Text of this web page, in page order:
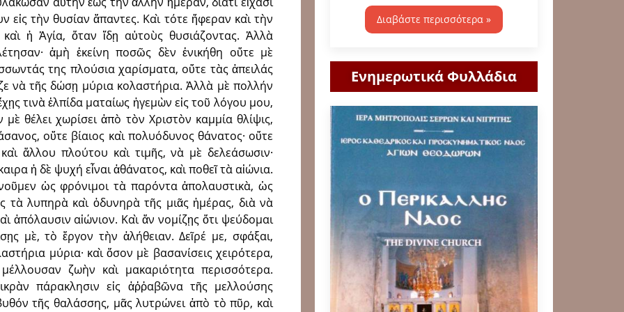
τὴν θυσίαν ἅπαντες. Καὶ τότε ἤφεραν καὶ τὴν
καὶ ἡ Ἁγία, ὅταν ἴδῃ αὐτοὺς θυσιάζοντας. Ἀλλὰ
ἀμὴ ἐκείνη ποσῶς δὲν ἐνικήθη οὔτε μὲ
της πλούσια χαρίσματα, οὔτε τὰς ἀπειλάς
νὰ τῆς δώσῃ μύρια κολαστήρια. Ἀλλὰ μὲ πολλήν
τινὰ ἐλπίδα ματαίως ἠγεμὼν εἰς τοῦ λόγου μου,
θέλει χωρίσει ἀπὸ τὸν Χριστὸν καμμία θλίψις,
οὔτε βίαιος καὶ πολυόδυνος θάνατος· οὔτε
ἄλλου πλούτου καὶ τιμῆς, νὰ μὲ δελεάσωσιν·
ἡ δὲ ψυχή εἶναι ἀθάνατος, καὶ ποθεῖ τὰ αἰώνια.
ὡς φρόνιμοι τὰ παρόντα ἀπολαυστικὰ, ὡς
τὰ λυπηρὰ καὶ ὀδυνηρὰ τῆς μιᾶς ἡμέρας, διὰ νὰ
ἀπόλαυσιν αἰώνιον. Καὶ ἄν νομίζῃς ὅτι ψεύδομαι
μὲ, τὸ ἔργον τὴν ἀλήθειαν. Δεῖρέ με, σφάξαι,
μύρια· καὶ ὅσον μὲ βασανίσεις χειρότερα,
ζωὴν καὶ μακαριότητα περισσότερα.
πάρακλησιν εἰς ἀῤῥαβῶνα τῆς μελλούσης
τῆς θαλάσσης, μᾶς λυτρώνει ἀπὸ τὸ πῦρ, καὶ
Διαβάστε περισσότερα »
Ενημερωτικά Φυλλάδια